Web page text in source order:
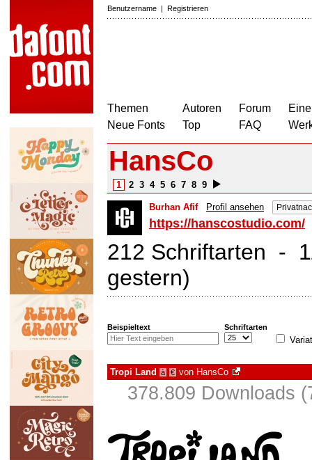
Benutzername | Registrieren
Themen
Neue Fonts
Autoren
Top
Forum
FAQ
HansCo
1 2 3 4 5 6 7 8 9
Burhan Afif Profil ansehen
https://hanscostudio.com/
212 Schriftarten -
gestern)
Beispieltext Schriftarten
Tropi Land à € von HansCo
378.809 Downloads